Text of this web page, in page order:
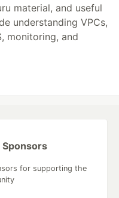
material, and useful
understanding VPCs,
monitoring, and
Sponsors
for supporting the